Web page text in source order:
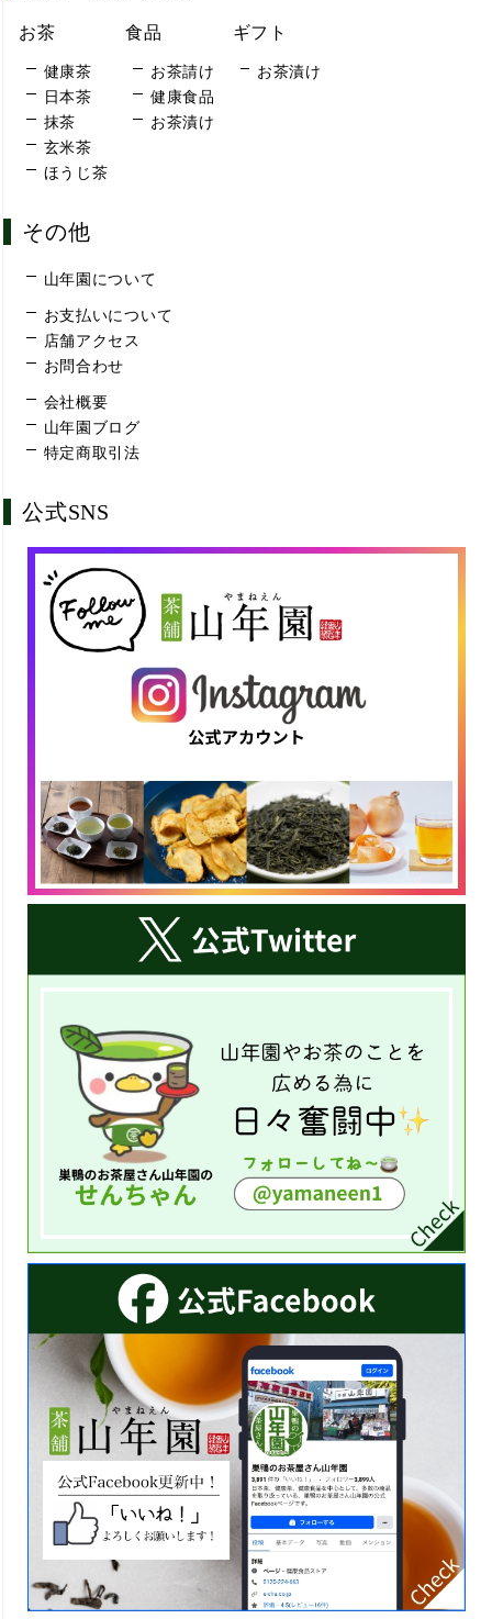
お茶
健康茶
日本茶
抹茶
玄米茶
ほうじ茶
食品
お茶請け
健康食品
お茶漬け
ギフト
お茶漬け
その他
山年園について
お支払いについて
店舗アクセス
お問合わせ
会社概要
山年園ブログ
特定商取引法
公式SNS